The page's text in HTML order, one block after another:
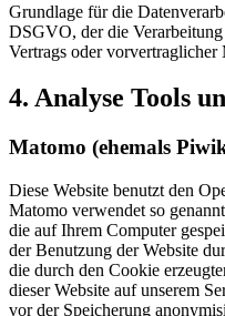
Grundlage für die
DSGVO, der die
Vertrags oder vorvertraglicher
4. Analyse Tools
Matomo (ehemals
Diese Website benutzt den
Matomo verwendet so
die auf Ihrem Computer
der Benutzung der Website
die durch den Cookie
dieser Website auf unserem
vor der Speicherung